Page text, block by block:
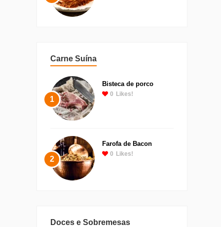
Carne Suína
1
Bisteca de porco
0 Likes!
2
Farofa de Bacon
0 Likes!
Doces e Sobremesas